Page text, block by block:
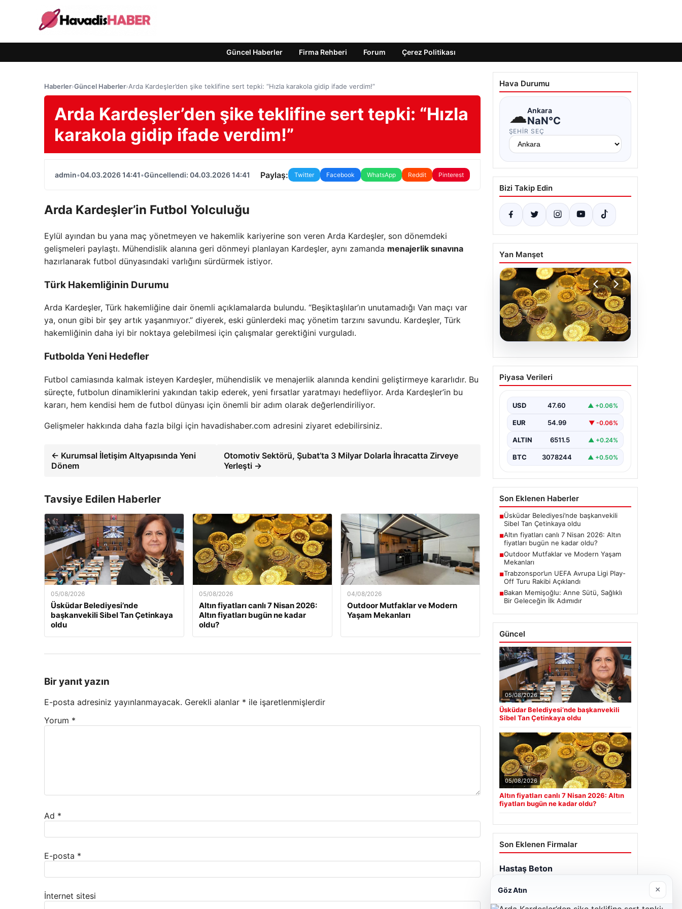
Güncel Haberler Firma Rehberi Forum Çerez Politikası
Haberler›Güncel Haberler›Arda Kardeşler’den şike teklifine sert tepki: “Hızla karakola gidip ifade verdim!”
Arda Kardeşler’den şike teklifine sert tepki: “Hızla
karakola gidip ifade verdim!”
admin•04.03.2026 14:41•Güncellendi: 04.03.2026 14:41 Paylaş: Twitter Facebook WhatsApp Reddit Pinterest
Arda Kardeşler’in Futbol Yolculuğu
Eylül ayından bu yana maç yönetmeyen ve hakemlik kariyerine son veren Arda Kardeşler, son dönemdeki
gelişmeleri paylaştı. Mühendislik alanına geri dönmeyi planlayan Kardeşler, aynı zamanda menajerlik sınavına
hazırlanarak futbol dünyasındaki varlığını sürdürmek istiyor.
Türk Hakemliğinin Durumu
Arda Kardeşler, Türk hakemliğine dair önemli açıklamalarda bulundu. “Beşiktaşlılar’ın unutamadığı Van maçı var
ya, onun gibi bir şey artık yaşanmıyor.” diyerek, eski günlerdeki maç yönetim tarzını savundu. Kardeşler, Türk
hakemliğinin daha iyi bir noktaya gelebilmesi için çalışmalar gerektiğini vurguladı.
Futbolda Yeni Hedefler
Futbol camiasında kalmak isteyen Kardeşler, mühendislik ve menajerlik alanında kendini geliştirmeye kararlıdır. Bu
süreçte, futbolun dinamiklerini yakından takip ederek, yeni fırsatlar yaratmayı hedefliyor. Arda Kardeşler’in bu
kararı, hem kendisi hem de futbol dünyası için önemli bir adım olarak değerlendiriliyor.
Gelişmeler hakkında daha fazla bilgi için havadishaber.com adresini ziyaret edebilirsiniz.
← Kurumsal İletişim Altyapısında Yeni
Dönem
Otomotiv Sektörü, Şubat’ta 3 Milyar Dolarla İhracatta Zirveye
Yerleşti →
Tavsiye Edilen Haberler
05/08/2026
Üsküdar Belediyesi’nde
başkanvekili Sibel Tan Çetinkaya
oldu
05/08/2026
Altın fiyatları canlı 7 Nisan 2026:
Altın fiyatları bugün ne kadar
oldu?
04/08/2026
Outdoor Mutfaklar ve Modern
Yaşam Mekanları
Bir yanıt yazın
E-posta adresiniz yayınlanmayacak. Gerekli alanlar * ile işaretlenmişlerdir
Yorum *
Ad *
E-posta *
İnternet sitesi
Hava Durumu
☁Ankara
NaN°C
ŞEHIR SEÇ
Bizi Takip Edin
Yan Manşet
05.08.2026
Altın fiyatları canlı 7
Nisan 2026: Altın
oldu?
Piyasa Verileri
USD 47.60 ▲ +0.06%
EUR 54.99 ▼ -0.06%
ALTIN 6511.5 ▲ +0.24%
BTC 3078244 ▲ +0.50%
Son Eklenen Haberler
■Üsküdar Belediyesi’nde başkanvekili
Sibel Tan Çetinkaya oldu
■Altın fiyatları canlı 7 Nisan 2026: Altın
fiyatları bugün ne kadar oldu?
■Outdoor Mutfaklar ve Modern Yaşam
Mekanları
■Trabzonspor’un UEFA Avrupa Ligi Play-
Off Turu Rakibi Açıklandı
■Bakan Memişoğlu: Anne Sütü, Sağlıklı
Bir Geleceğin İlk Adımıdır
Güncel
05/08/2026
Üsküdar Belediyesi’nde başkanvekili
Sibel Tan Çetinkaya oldu
05/08/2026
Altın fiyatları canlı 7 Nisan 2026: Altın
fiyatları bugün ne kadar oldu?
Son Eklenen Firmalar
Hastaş Beton
Göz Atın ×